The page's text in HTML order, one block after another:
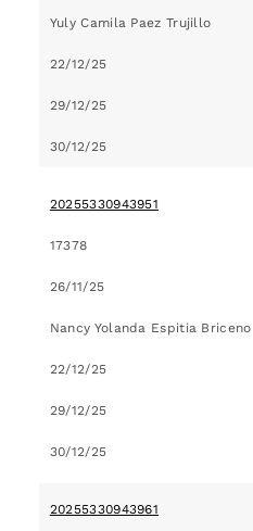
Yuly Camila Paez Trujillo
22/12/25
29/12/25
30/12/25
20255330943951
17378
26/11/25
Nancy Yolanda Espitia Briceno
22/12/25
29/12/25
30/12/25
20255330943961